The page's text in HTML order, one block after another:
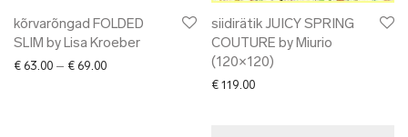
kõrvarõngad FOLDED
SLIM by Lisa Kroeber
€ 63.00 – € 69.00Price range: € 63.00 through € 69.00
siidirätik JUICY SPRING
COUTURE by Miurio
(120×120)
€ 119.00